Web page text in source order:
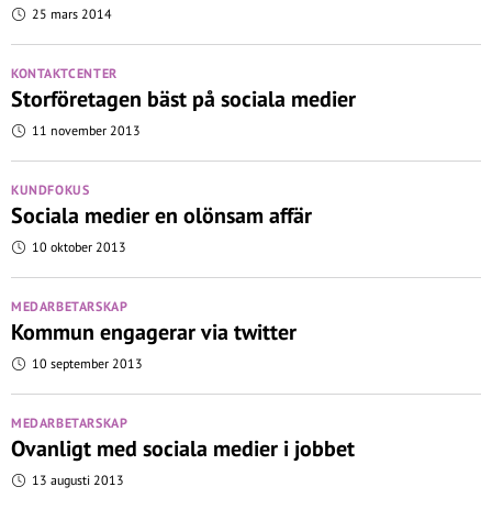
25 mars 2014
KONTAKTCENTER
Storföretagen bäst på sociala medier
11 november 2013
KUNDFOKUS
Sociala medier en olönsam affär
10 oktober 2013
MEDARBETARSKAP
Kommun engagerar via twitter
10 september 2013
MEDARBETARSKAP
Ovanligt med sociala medier i jobbet
13 augusti 2013